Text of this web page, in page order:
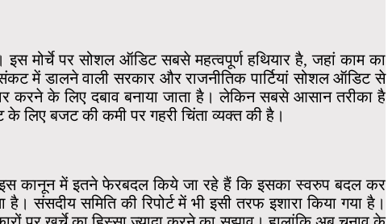
मोर्चे पर सोशल ऑडिट सबसे महत्वपूर्ण हथियार है, जहां काम का
में डालने वाली सरकार और राजनीतिक पार्टियां सोशल ऑडिट से
करने के लिए दबाव बनाया जाता है। लेकिन सबसे आसान तरीका है
बजट की कमी पर गहरी चिंता व्यक्त की है।
इस कानून में इतने फेरबदल किये जा रहे हैं कि इसका स्वरुप बदल कर
संसदीय समिति की रिपोर्ट में भी इसी तरफ इशारा किया गया है।